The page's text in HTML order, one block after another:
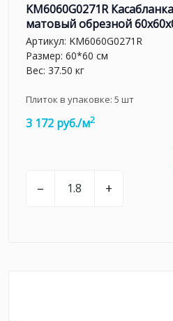
KM6060G0271R
матовый обрезной
Артикул: KM6060G0271R
Размер: 60*60 см
Вес: 37.50 кг
Плиток в упаковке: 5 шт
3 172 руб./м2
– +